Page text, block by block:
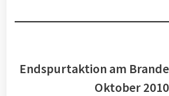
Endspurtaktion am
Oktober 2010